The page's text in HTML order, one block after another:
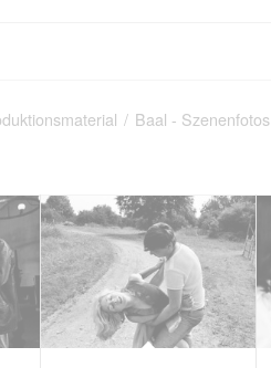
/ Baal - Szenenfotos